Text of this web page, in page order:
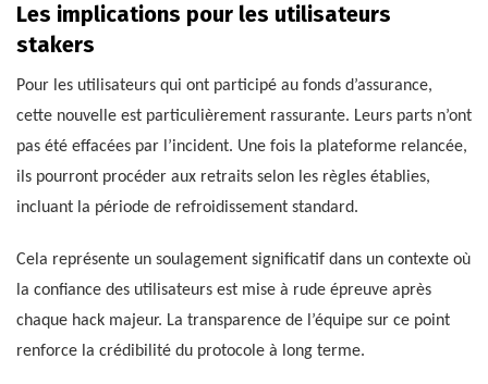
Les implications pour les utilisateurs
stakers
Pour les utilisateurs qui ont participé au fonds d’assurance,
cette nouvelle est particulièrement rassurante. Leurs parts n’ont
pas été effacées par l’incident. Une fois la plateforme relancée,
ils pourront procéder aux retraits selon les règles établies,
incluant la période de refroidissement standard.
Cela représente un soulagement significatif dans un contexte où
la confiance des utilisateurs est mise à rude épreuve après
chaque hack majeur. La transparence de l’équipe sur ce point
renforce la crédibilité du protocole à long terme.